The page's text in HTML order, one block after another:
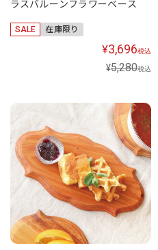
ラスバルーンフラワーベース
SALE 在庫限り
¥3,696税込
¥5,280税込